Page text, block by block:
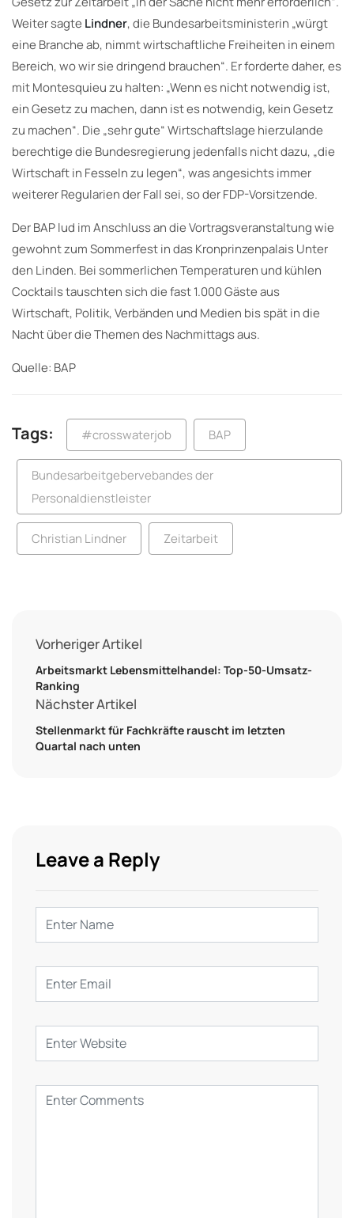
Weiter sagte Lindner, die Bundesarbeitsministerin „würgt
eine Branche ab, nimmt wirtschaftliche Freiheiten in einem
Bereich, wo wir sie dringend brauchen“. Er forderte daher, es
mit Montesquieu zu halten: „Wenn es nicht notwendig ist,
ein Gesetz zu machen, dann ist es notwendig, kein Gesetz
zu machen“. Die „sehr gute“ Wirtschaftslage hierzulande
berechtige die Bundesregierung jedenfalls nicht dazu, „die
Wirtschaft in Fesseln zu legen“, was angesichts immer
weiterer Regularien der Fall sei, so der FDP-Vorsitzende.
Der BAP lud im Anschluss an die Vortragsveranstaltung wie
gewohnt zum Sommerfest in das Kronprinzenpalais Unter
den Linden. Bei sommerlichen Temperaturen und kühlen
Cocktails tauschten sich die fast 1.000 Gäste aus
Wirtschaft, Politik, Verbänden und Medien bis spät in die
Nacht über die Themen des Nachmittags aus.
Quelle: BAP
Tags: #crosswaterjob BAP
Bundesarbeitgebervebandes der
Personaldienstleister
Christian Lindner Zeitarbeit
Vorheriger Artikel
Arbeitsmarkt Lebensmittelhandel: Top-50-Umsatz-
Ranking
Nächster Artikel
Stellenmarkt für Fachkräfte rauscht im letzten
Quartal nach unten
Leave a Reply